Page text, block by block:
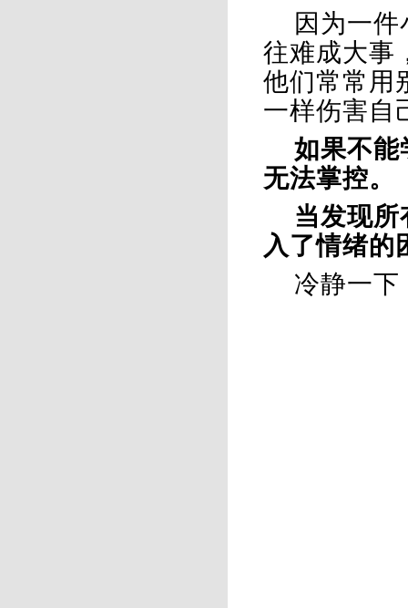
因为一
往难成大事
他们常常用
一样伤害自
如果不能
无法掌控。
当发现
入了情绪的
冷静一下